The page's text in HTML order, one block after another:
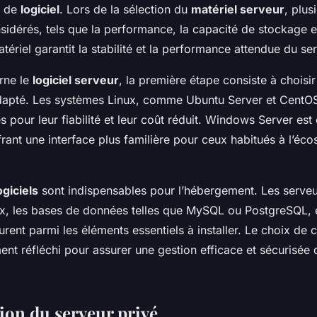
logiciel. Lors de la sélection du matériel serveur,
tels que la performance, la capacité de stockage
garantit la stabilité et la performance attendue du
le logiciel serveur, la première étape consiste à
Les systèmes Linux, comme Ubuntu Server et
pour leur fiabilité et leur coût réduit. Windows Server est
une interface plus familière pour ceux habitués à
sont indispensables pour l’hébergement. Les
les bases de données telles que MySQL ou PostgreSQL,
parmi les éléments essentiels à installer. Le choix de
réfléchi pour assurer une gestion efficace et sécurisée